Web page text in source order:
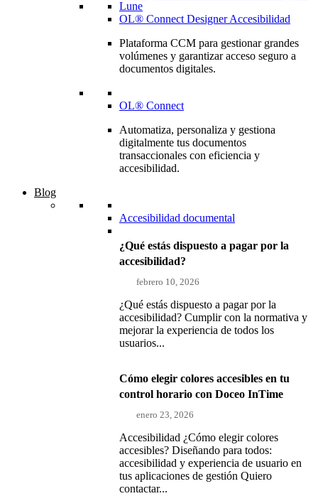
OL® Connect Designer Accesibilidad
Plataforma CCM para gestionar grandes
volúmenes y garantizar acceso seguro a
documentos digitales.
OL® Connect
Automatiza, personaliza y gestiona
digitalmente tus documentos
transaccionales con eficiencia y
accesibilidad.
Blog
Accesibilidad documental
¿Qué estás dispuesto a pagar por la
accesibilidad?
febrero 10, 2026
¿Qué estás dispuesto a pagar por la
accesibilidad? Cumplir con la normativa y
mejorar la experiencia de todos los
usuarios...
Cómo elegir colores accesibles en tu
control horario con Doceo InTime
enero 23, 2026
Accesibilidad ¿Cómo elegir colores
accesibles? Diseñando para todos:
accesibilidad y experiencia de usuario en
tus aplicaciones de gestión Quiero
contactar...